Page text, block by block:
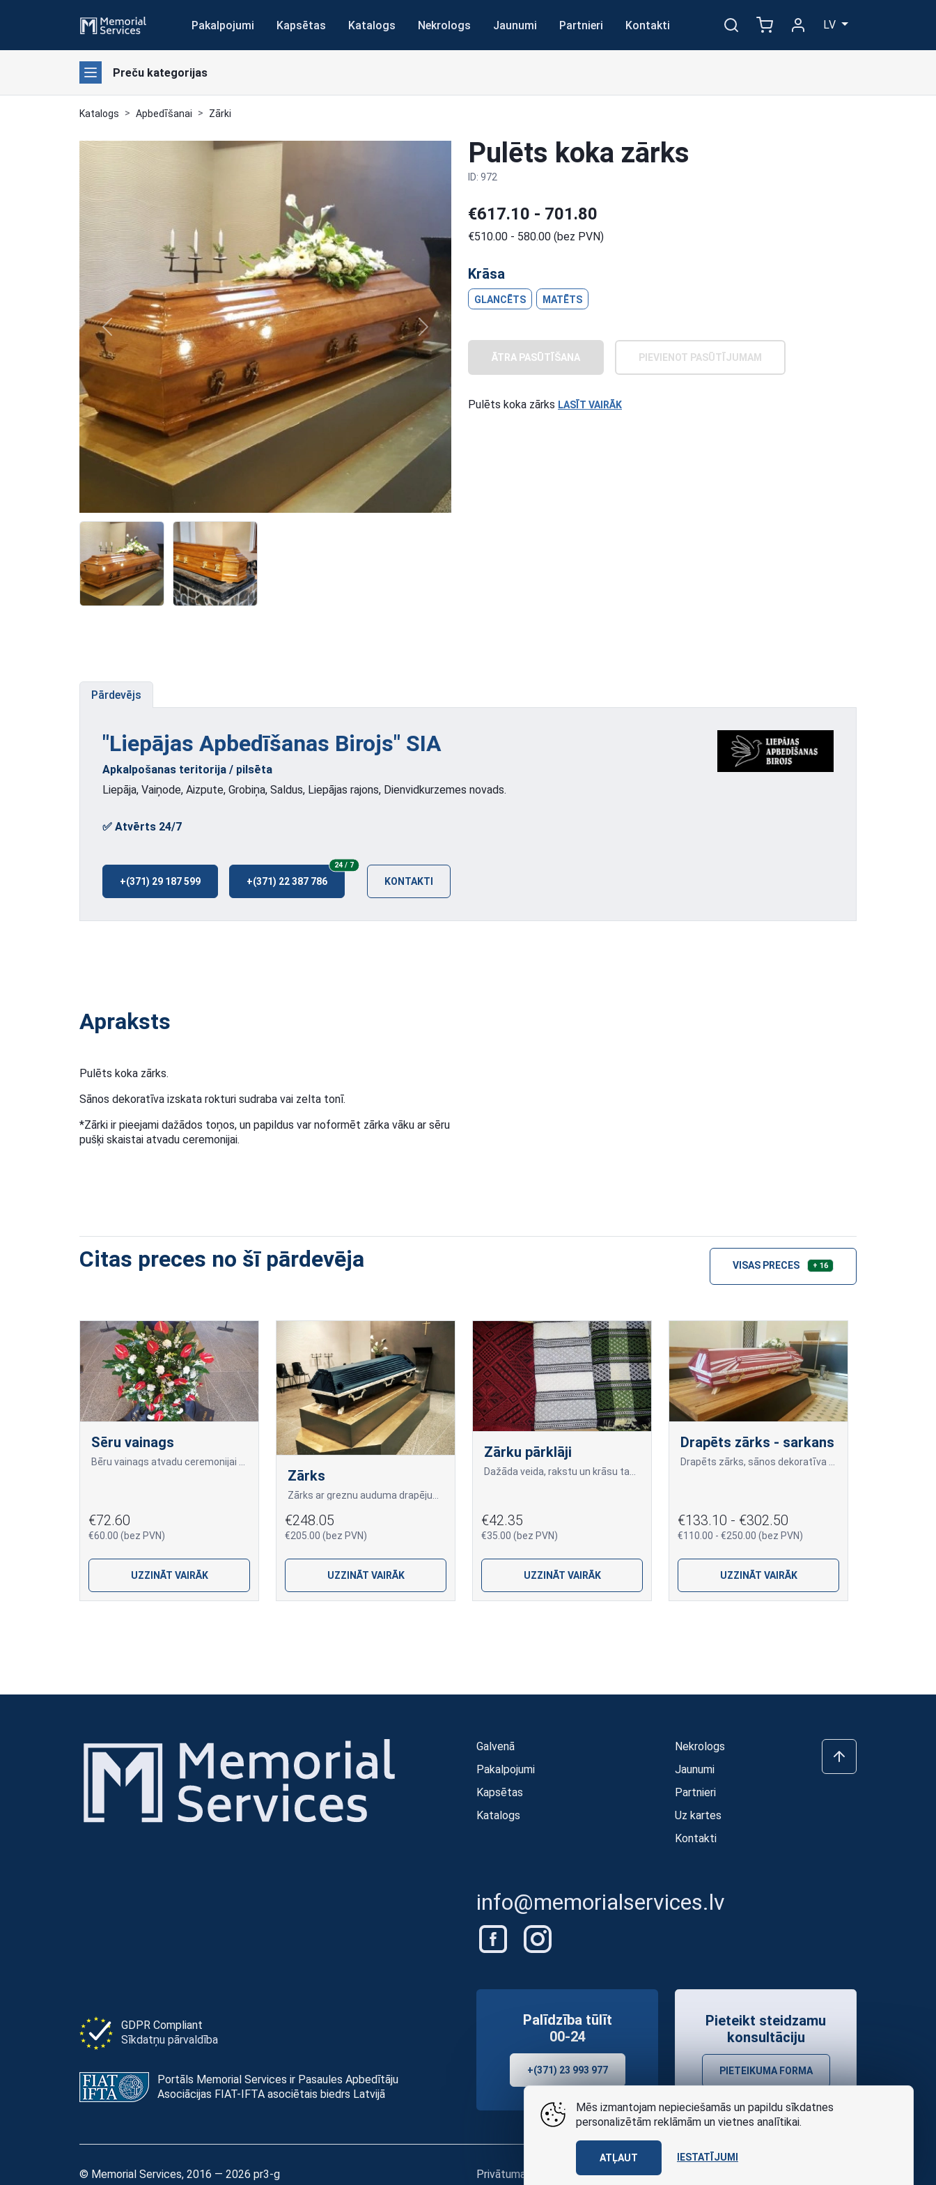
Pakalpojumi Kapsētas Katalogs Nekrologs Jaunumi Partnieri Kontakti LV
Preču kategorijas
Katalogs Apbedīšanai Zārki
Previous Next
Pulēts koka zārks
ID: 972
€617.10 - 701.80
€510.00 - 580.00 (bez PVN)
Krāsa
GLANCĒTS MATĒTS
ĀTRA PASŪTĪŠANA PIEVIENOT PASŪTĪJUMAM
Pulēts koka zārks LASĪT VAIRĀK
Pārdevējs
"Liepājas Apbedīšanas Birojs" SIA
Apkalpošanas teritorija / pilsēta
Liepāja, Vaiņode, Aizpute, Grobiņa, Saldus, Liepājas rajons, Dienvidkurzemes novads.
✅ Atvērts 24/7
+(371) 29 187 599 +(371) 22 387 786
24 / 724/7
KONTAKTI
Apraksts
Pulēts koka zārks.
Sānos dekoratīva izskata rokturi sudraba vai zelta tonī.
*Zārki ir pieejami dažādos toņos, un papildus var noformēt zārka vāku ar sēru
pušķi skaistai atvadu ceremonijai.
Citas preces no šī pārdevēja VISAS PRECES + 16
Sēru vainags
€72.60
€60.00 (bez PVN)
UZZINĀT VAIRĀK
Zārks
€248.05
€205.00 (bez PVN)
UZZINĀT VAIRĀK
Zārku pārklāji
€42.35
€35.00 (bez PVN)
UZZINĀT VAIRĀK
Drapēts zārks - sarkans
€133.10 - €302.50
€110.00 - €250.00 (bez PVN)
UZZINĀT VAIRĀK
Galvenā
Pakalpojumi
Kapsētas
Katalogs
Nekrologs
Jaunumi
Partnieri
Uz kartes
Kontakti
info@memorialservices.lv
GDPR Compliant
Sīkdatņu pārvaldība
Portāls Memorial Services ir Pasaules Apbedītāju
Asociācijas FIAT-IFTA asociētais biedrs Latvijā
Palīdzība tūlīt
00-24
+(371) 23 993 977
Pieteikt steidzamu
konsultāciju
PIETEIKUMA FORMA
© Memorial Services, 2016 — 2026 pr3-g Privātuma politikai unlietošanas noteikumi
Mēs izmantojam nepieciešamās un papildu sīkdatnes
personalizētām reklāmām un vietnes analītikai.
ATĻAUT IESTATĪJUMI